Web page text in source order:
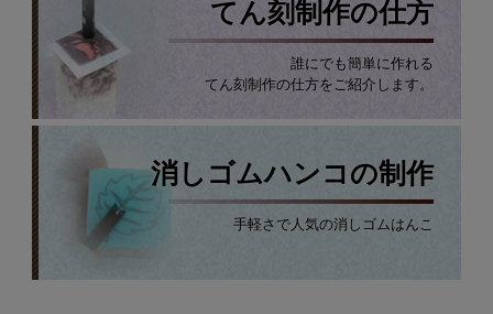
てん刻制作の仕方
誰にでも簡単に作れる
てん刻制作の仕方をご紹介します。
消しゴムハンコの制作
手軽さで人気の消しゴムはんこ